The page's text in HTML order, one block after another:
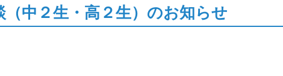
中２生・高２生）のお知らせ